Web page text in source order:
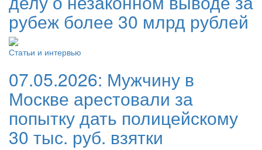
рубеж более 30 млрд рублей
Статьи и интервью
07.05.2026: Мужчину в
Москве арестовали за
попытку дать полицейскому
30 тыс. руб. взятки